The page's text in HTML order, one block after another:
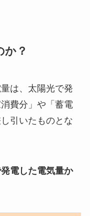
か？
は、太陽光で発
費分」や「蓄電
引いたものとな
電した電気量か